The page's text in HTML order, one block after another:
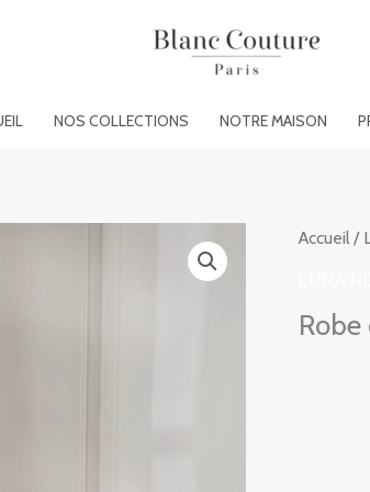
NOS COLLECTIONS NOTRE MAISON
Accueil/